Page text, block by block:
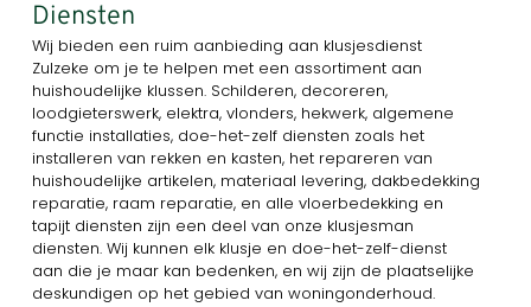
Diensten
Wij bieden een ruim aanbieding aan klusjesdienst
Zulzeke om je te helpen met een assortiment aan
huishoudelijke klussen. Schilderen, decoreren,
loodgieterswerk, elektra, vlonders, hekwerk, algemene
functie installaties, doe-het-zelf diensten zoals het
installeren van rekken en kasten, het repareren van
huishoudelijke artikelen, materiaal levering, dakbedekking
reparatie, raam reparatie, en alle vloerbedekking en
tapijt diensten zijn een deel van onze klusjesman
diensten. Wij kunnen elk klusje en doe-het-zelf-dienst
aan die je maar kan bedenken, en wij zijn de plaatselijke
deskundigen op het gebied van woningonderhoud.